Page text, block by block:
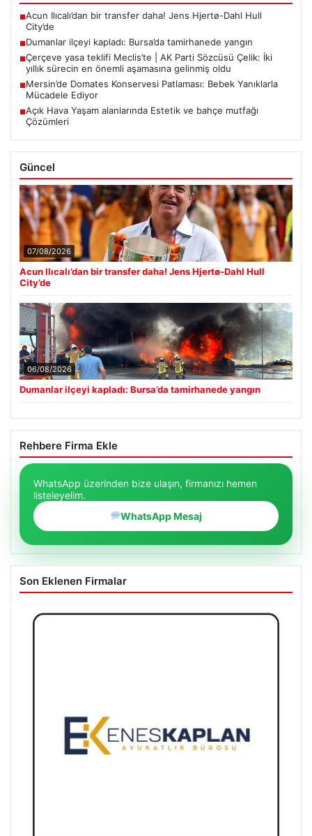
■Acun Ilıcalı’dan bir transfer daha! Jens Hjertø-Dahl Hull
City’de
■Dumanlar ilçeyi kapladı: Bursa’da tamirhanede yangın
■Çerçeve yasa teklifi Meclis’te | AK Parti Sözcüsü Çelik: İki
yıllık sürecin en önemli aşamasına gelinmiş oldu
■Mersin’de Domates Konservesi Patlaması: Bebek Yanıklarla
Mücadele Ediyor
■Açık Hava Yaşam alanlarında Estetik ve bahçe mutfağı
Çözümleri
Güncel
07/08/2026
Acun Ilıcalı’dan bir transfer daha! Jens Hjertø-Dahl Hull
City’de
06/08/2026
Dumanlar ilçeyi kapladı: Bursa’da tamirhanede yangın
Rehbere Firma Ekle
WhatsApp üzerinden bize ulaşın, firmanızı hemen
listeleyelim.
WhatsApp Mesaj
Son Eklenen Firmalar